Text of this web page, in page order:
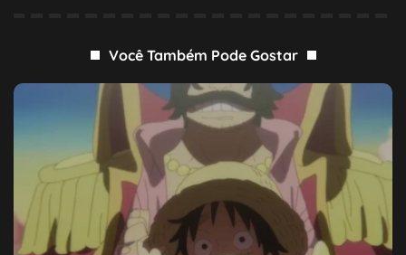
Você Também Pode Gostar